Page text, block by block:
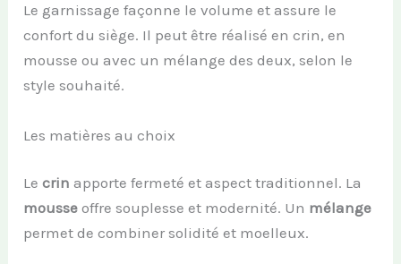
Le garnissage façonne le volume et assure le
confort du siège. Il peut être réalisé en crin, en
mousse ou avec un mélange des deux, selon le
style souhaité.
Les matières au choix
Lecrin apporte fermeté et aspect traditionnel. La
mousse offre souplesse et modernité. Un mélange
permet de combiner solidité et moelleux.